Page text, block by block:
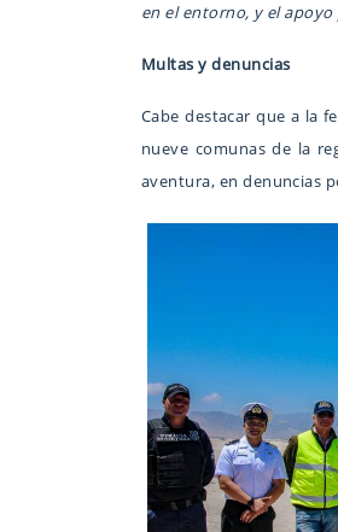
en el entorno, y el
Multas y denuncias
Cabe destacar que a la
nueve comunas de la
aventura, en denuncias